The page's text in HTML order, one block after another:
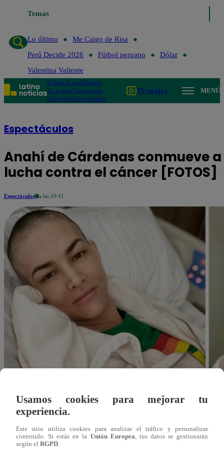
Temas
Lo último
Me Caigo de Risa
Perú Decide 2026
Fútbol peruano
Dólar
Valentina Valiente
PolíticaLimaMundo
Te ayudoTendencias
DeportesEspectáculos
TV en vivo MENÚ
Espectáculos
Anahí de Cárdenas conmueve
lucha contra el cáncer [FOTOS]
Espectáculos a las 10:41
Usamos cookies para mejorar tu
experiencia.
Este sitio utiliza cookies para analizar el tráfico y personalizar
contenido. Si estás en la Unión Europea , tus datos se gestionarán
según el RGPD